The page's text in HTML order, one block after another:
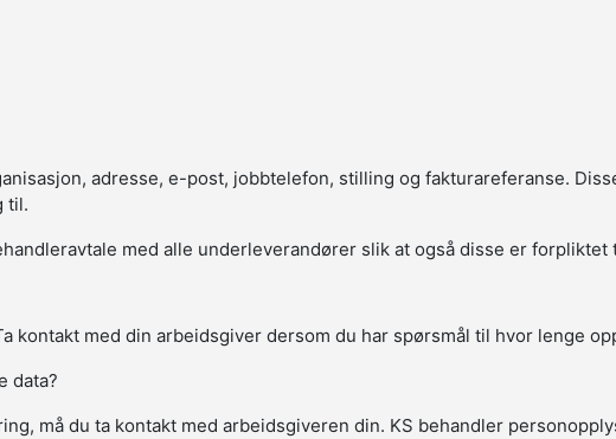
adresse, e-post, jobbtelefon, stilling og fakturareferanse.
til.
med alle underleverandører slik at også disse er
med din arbeidsgiver dersom du har spørsmål til hvor lenge
data?
må du ta kontakt med arbeidsgiveren din. KS behandler